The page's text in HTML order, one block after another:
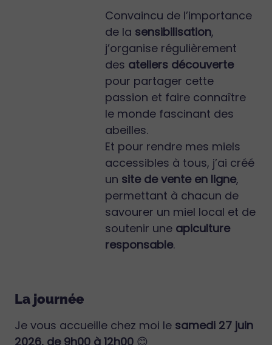
Convaincu de l’importance
de la sensibilisation,
j’organise régulièrement
des ateliers découverte
pour partager cette
passion et faire connaître
le monde fascinant des
abeilles.
Et pour rendre mes miels
accessibles à tous, j’ai créé
un site de vente en ligne,
permettant à chacun de
savourer un miel local et de
soutenir une apiculture
responsable.
La journée
Je vous accueille chez moi le samedi 27 juin
2026, de 9h00 à 12h00 😊